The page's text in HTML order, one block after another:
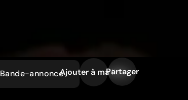
Bande-annonceAjouter à ma liste
Partager